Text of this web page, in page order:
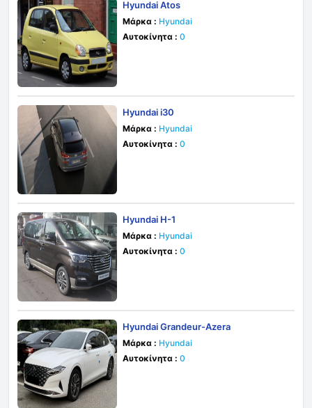
Hyundai Atos
Μάρκα : Hyundai
Αυτοκίνητα : 0
Hyundai i30
Μάρκα : Hyundai
Αυτοκίνητα : 0
Hyundai H-1
Μάρκα : Hyundai
Αυτοκίνητα : 0
Hyundai Grandeur-Azera
Μάρκα : Hyundai
Αυτοκίνητα : 0